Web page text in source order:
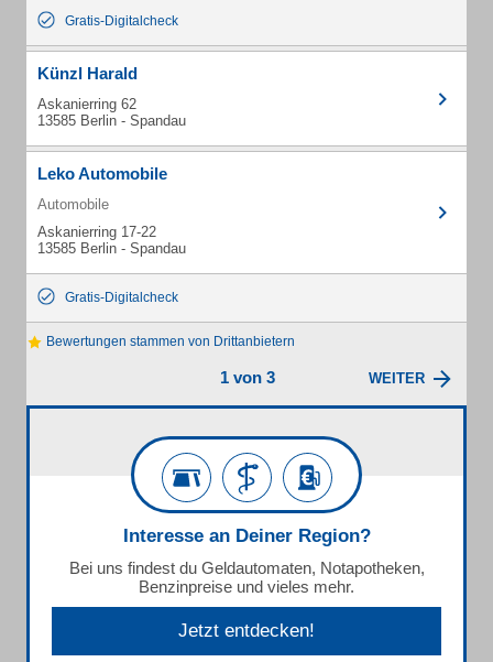
Gratis-Digitalcheck
Künzl Harald
Askanierring 62
13585 Berlin - Spandau
Leko Automobile
Automobile
Askanierring 17-22
13585 Berlin - Spandau
Gratis-Digitalcheck
Bewertungen stammen von Drittanbietern
1 von 3 WEITER
Interesse an Deiner Region?
Bei uns findest du Geldautomaten, Notapotheken,
Benzinpreise und vieles mehr.
Jetzt entdecken!